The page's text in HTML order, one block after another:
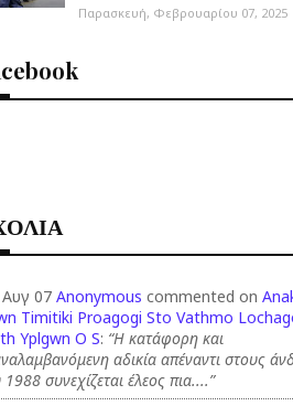
Παρασκευή, Φεβρουαρίου 07, 2025
Αυγ 07Anonymous commented on
Timitiki Proagogi Sto Vathmo
Yplgwn O S: “Η κατάφορη και
αδικία απέναντι στους
1988 συνεχίζεται έλεος πια....”